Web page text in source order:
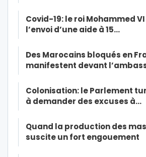
Covid-19: le roi Mohammed
l’envoi d’une aide à 15…
Des Marocains bloqués en
manifestent devant
Colonisation: le Parlement
à demander des excuses à…
Quand la production des
suscite un fort engouement